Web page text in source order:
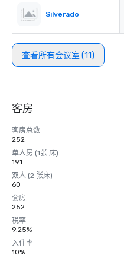
Silverado
查看所有会议室 (11)
客房
客房总数
252
单人房 (1张 床)
191
双人 (2 张床)
60
套房
252
税率
9.25%
入住率
10%